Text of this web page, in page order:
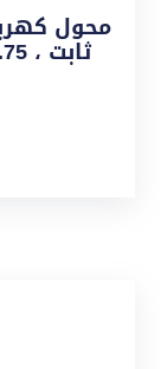
ثابت ، 0.75 أمبير – HOAS24DC12075A